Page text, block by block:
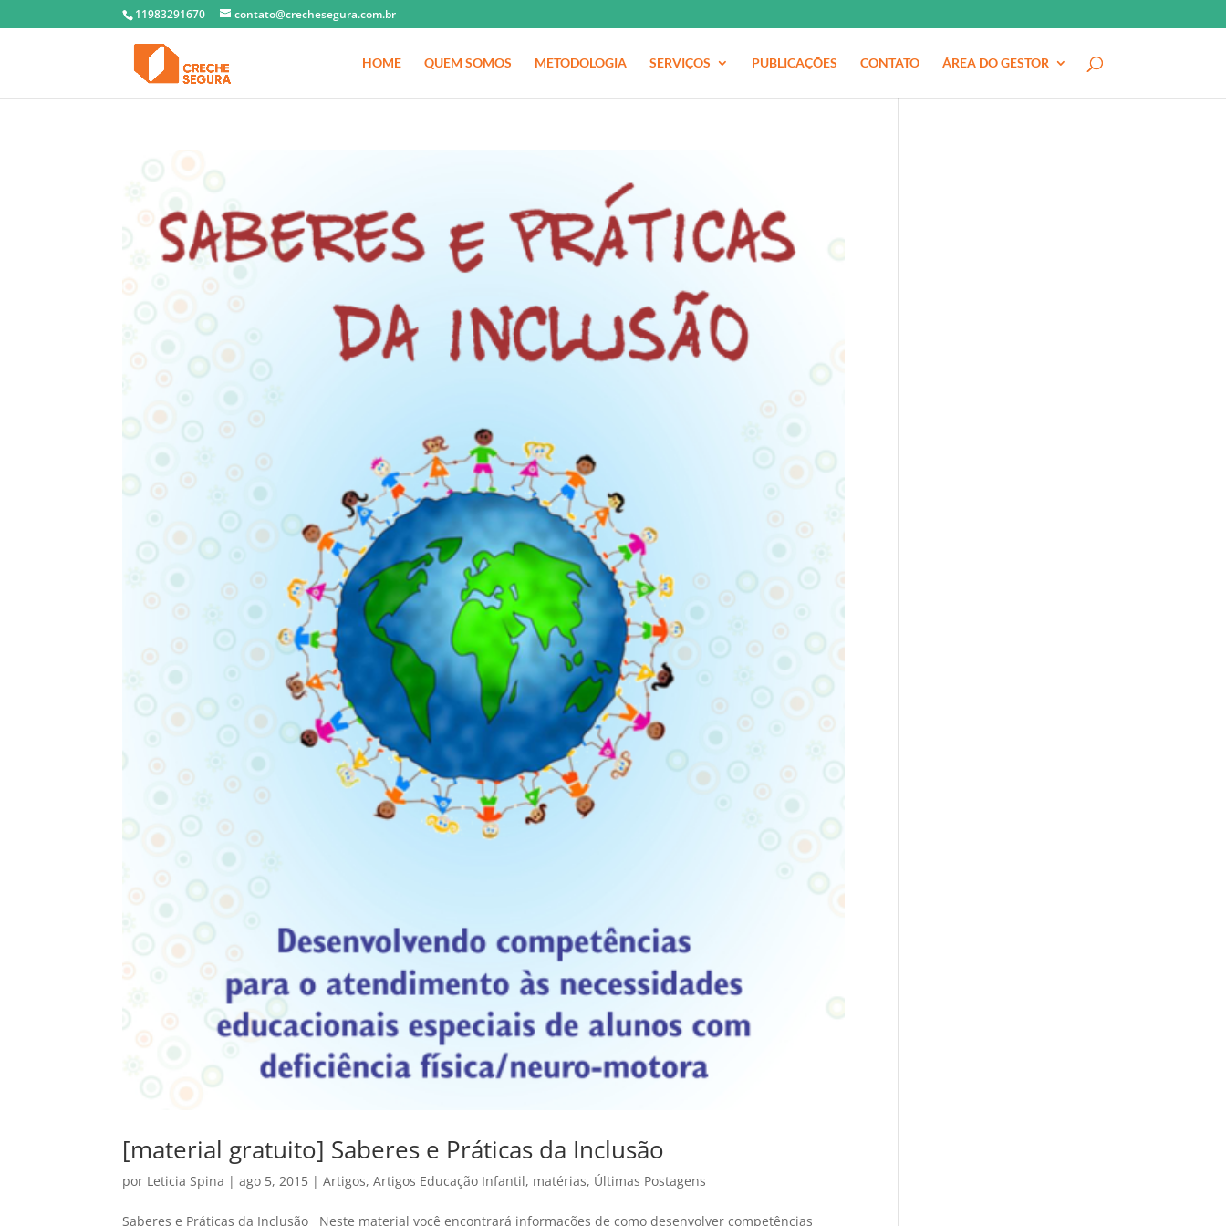
11983291670 contato@crechesegura.com.br
HOME QUEM SOMOS METODOLOGIA SERVIÇOS PUBLICAÇÕES CONTATO ÁREA DO GESTOR
[material gratuito] Saberes e Práticas da Inclusão
por Leticia Spina |ago 5, 2015 |Artigos,Artigos Educação Infantil, matérias, Últimas Postagens
Saberes e Práticas da Inclusão Neste material você encontrará informações de como desenvolver competências